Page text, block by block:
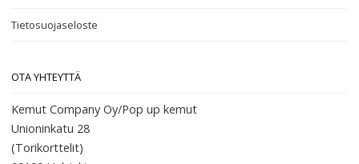
Tietosuojaseloste
OTA YHTEYTTÄ
Kemut Company Oy/Pop up kemut
Unioninkatu 28
(Torikorttelit)